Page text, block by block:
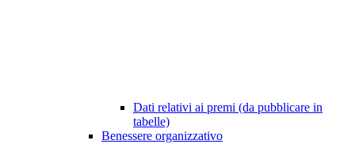
Dati relativi ai premi (da pubblicare in
tabelle)
Benessere organizzativo